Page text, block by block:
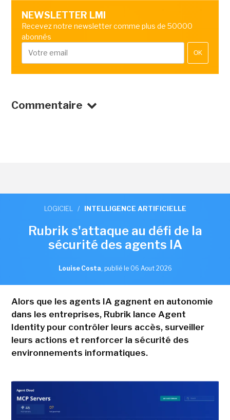
NEWSLETTER LMI
Recevez notre newsletter comme plus de 50000
abonnés
OK
Commentaire
LOGICIEL / INTELLIGENCE ARTIFICIELLE
Rubrik s'attaque au défi de la
sécurité des agents IA
Louise Costa, publié le 06 Aout 2026
Alors que les agents IA gagnent en autonomie
dans les entreprises, Rubrik lance Agent
Identity pour contrôler leurs accès, surveiller
leurs actions et renforcer la sécurité des
environnements informatiques.